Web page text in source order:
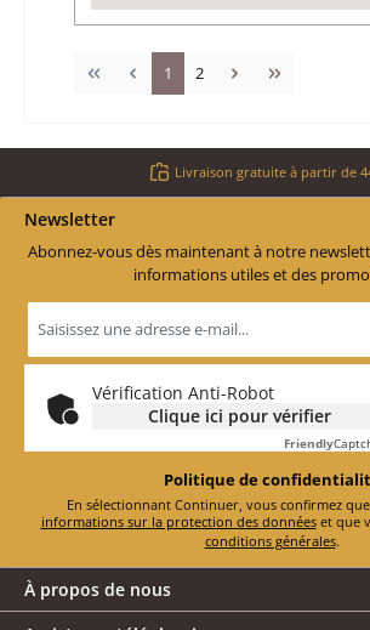
Page
1 Page
2
Livraison gratuite à partir de
Newsletter
Abonnez-vous dès maintenant à notre
informations utiles et des
e-
*
Vérification Anti-Robot
Clique ici pour vérifier
Friendly
Politique de
informations sur la protection des données
conditions générales.
À propos de nous